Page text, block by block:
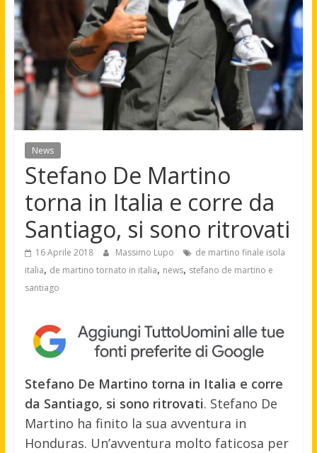
News
Stefano De Martino
torna in Italia e corre da
Santiago, si sono ritrovati
16 Aprile 2018 Massimo Lupo
de martino finale isola
italia, de martino tornato in italia, news, stefano de martino e
santiago
Stefano De Martino torna in Italia e corre
da Santiago, si sono ritrovati. Stefano De
Martino ha finito la sua avventura in
Honduras. Un’avventura molto faticosa per